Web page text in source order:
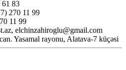
61 83
270 11 99
11 99
, elchinzahiroglu@gmail.com
Yasamal rayonu, Alatava-7 küçəsi